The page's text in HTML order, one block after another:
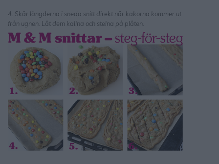
4. Skär längderna i sneda snitt direkt när kakorna kommer ut
från ugnen. Låt dem kallna och stelna på plåten.